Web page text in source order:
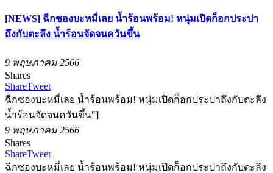
[NEWS] ฉีกซองบะหมี่เลย น้ำร้อนพร้อม! หนุ่มเปิดก็อกประปา
ถึงกับตะลึง น้ำร้อนจัดจนควันขึ้น
9 พฤษภาคม 2566
Shares
ShareTweet
ฉีกซองบะหมี่เลย น้ำร้อนพร้อม! หนุ่มเปิดก็อกประปาถึงกับตะลึง
น้ำร้อนจัดจนควันขึ้น"]
9 พฤษภาคม 2566
Shares
ShareTweet
ฉีกซองบะหมี่เลย น้ำร้อนพร้อม! หนุ่มเปิดก็อกประปาถึงกับตะลึง